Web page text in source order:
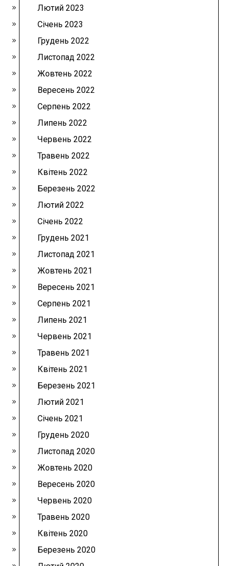
Лютий 2023
Січень 2023
Грудень 2022
Листопад 2022
Жовтень 2022
Вересень 2022
Серпень 2022
Липень 2022
Червень 2022
Травень 2022
Квітень 2022
Березень 2022
Лютий 2022
Січень 2022
Грудень 2021
Листопад 2021
Жовтень 2021
Вересень 2021
Серпень 2021
Липень 2021
Червень 2021
Травень 2021
Квітень 2021
Березень 2021
Лютий 2021
Січень 2021
Грудень 2020
Листопад 2020
Жовтень 2020
Вересень 2020
Червень 2020
Травень 2020
Квітень 2020
Березень 2020